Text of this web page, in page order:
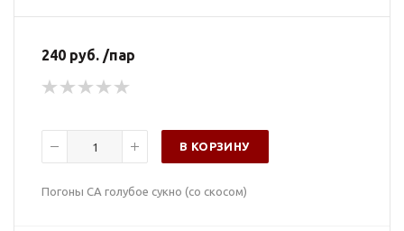
240 руб. /пар
В КОРЗИНУ
Погоны СА голубое сукно (со скосом)